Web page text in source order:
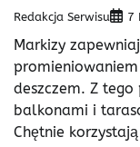
Redakcja Serwisu 7
Markizy
deszczem. Z
balkonami i
Chętnie